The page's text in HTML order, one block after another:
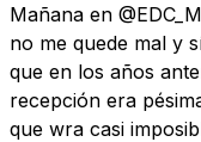
Mañana en
no me quede mal y
que en los años
recepción era
que wra casi